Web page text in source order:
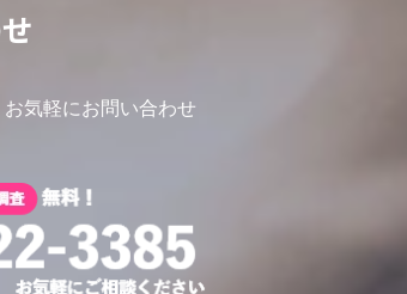
気軽にお問い合わせ